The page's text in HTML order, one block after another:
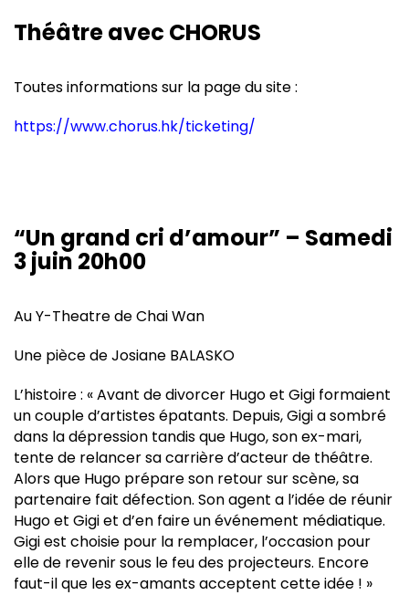
Théâtre avec CHORUS
Toutes informations sur la page du site :
https://www.chorus.hk/ticketing/
“Un grand cri d’amour” – Samedi
3 juin 20h00
Au Y-Theatre de Chai Wan
Une pièce de Josiane BALASKO
L’histoire : « Avant de divorcer Hugo et Gigi formaient
un couple d’artistes épatants. Depuis, Gigi a sombré
dans la dépression tandis que Hugo, son ex-mari,
tente de relancer sa carrière d’acteur de théâtre.
Alors que Hugo prépare son retour sur scène, sa
partenaire fait défection. Son agent a l’idée de réunir
Hugo et Gigi et d’en faire un événement médiatique.
Gigi est choisie pour la remplacer, l’occasion pour
elle de revenir sous le feu des projecteurs. Encore
faut-il que les ex-amants acceptent cette idée ! »